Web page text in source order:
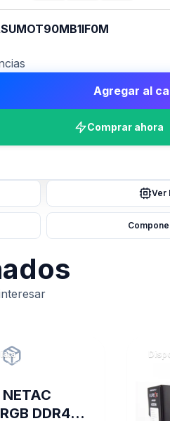
Agregar al
Comprar ahora
Ver
DDR4